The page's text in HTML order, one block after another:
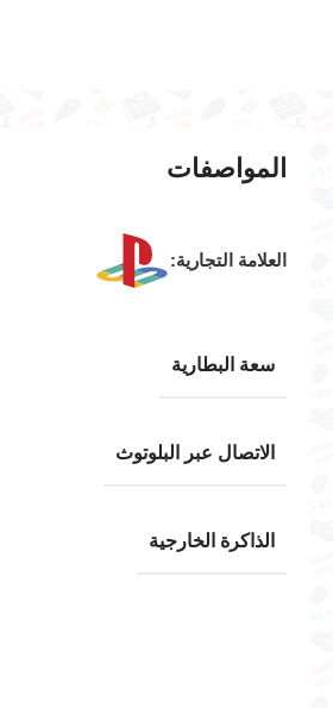
المواصفات
العلامة التجارية:
سعة البطارية
الاتصال عبر البلوتوث
الذاكرة الخارجية